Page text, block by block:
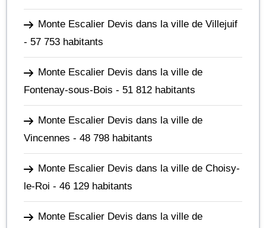
Monte Escalier Devis dans la ville de Villejuif
- 57 753 habitants
Monte Escalier Devis dans la ville de
Fontenay-sous-Bois - 51 812 habitants
Monte Escalier Devis dans la ville de
Vincennes - 48 798 habitants
Monte Escalier Devis dans la ville de Choisy-
le-Roi - 46 129 habitants
Monte Escalier Devis dans la ville de